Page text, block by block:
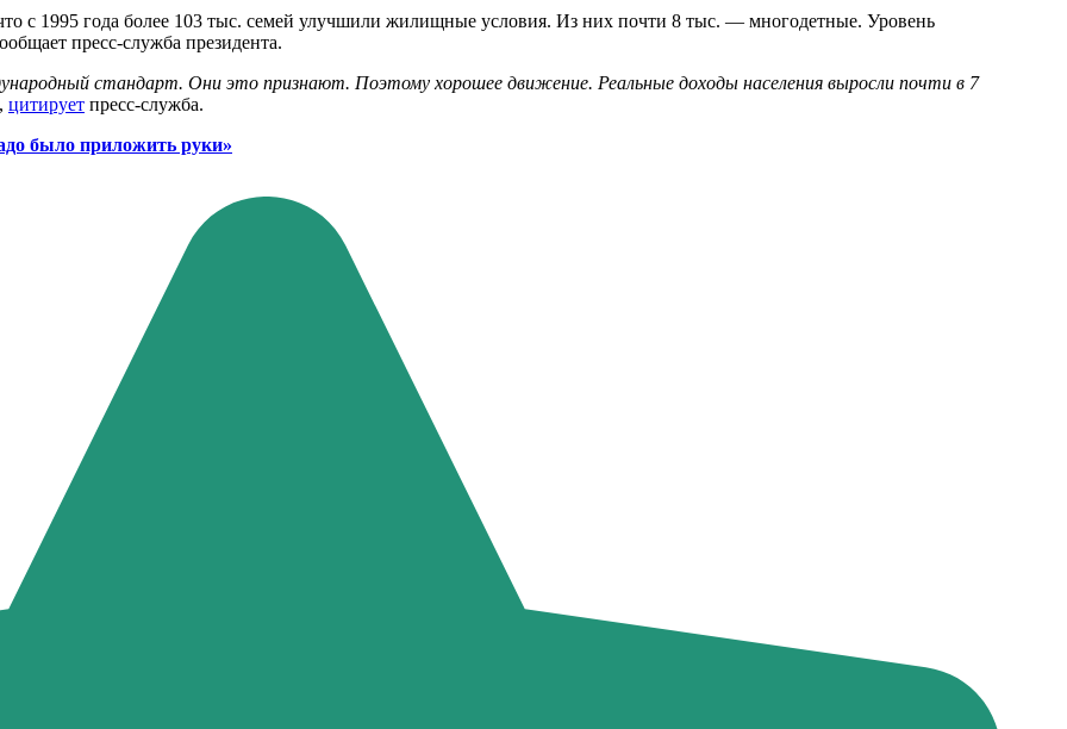
с 1995 года более 103 тыс. семей улучшили жилищные условия. Из них почти 8 тыс. — многодетные. Уровень
пресс-служба президента.
стандарт. Они это признают. Поэтому хорошее движение. Реальные доходы населения выросли почти в 7
цитирует пресс-служба.
было приложить руки»